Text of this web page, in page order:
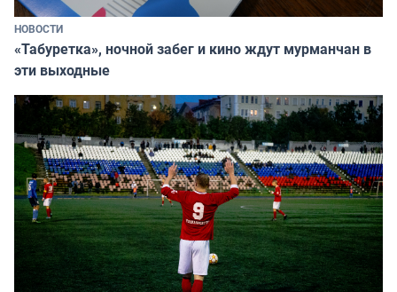
НОВОСТИ
«Табуретка», ночной забег и кино ждут мурманчан в
эти выходные